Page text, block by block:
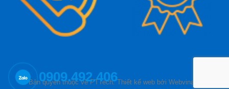
© Bản quyền thuộc về PTTech.Thiết kế web bởi Webvina.net.
0909.492.406